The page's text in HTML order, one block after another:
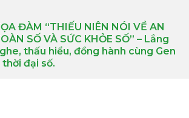
ĐÀM “THIẾU NIÊN NÓI VỀ AN
SỐ VÀ SỨC KHỎE SỐ” – Lắng
thấu hiểu, đồng hành cùng Gen
thời đại số.